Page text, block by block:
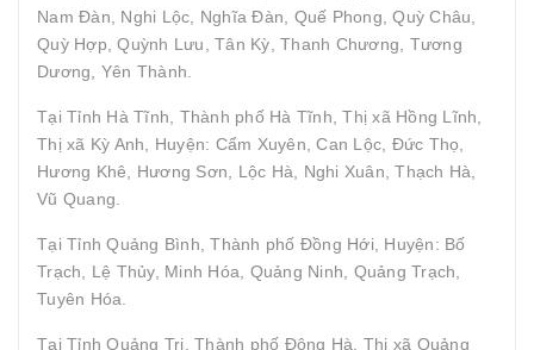
Nam Đàn, Nghi Lộc, Nghĩa Đàn, Quế Phong, Quỳ Châu,
Quỳ Hợp, Quỳnh Lưu, Tân Kỳ, Thanh Chương, Tương
Dương, Yên Thành.
Tại Tỉnh Hà Tĩnh, Thành phố Hà Tĩnh, Thị xã Hồng Lĩnh,
Thị xã Kỳ Anh, Huyện: Cẩm Xuyên, Can Lộc, Đức Thọ,
Hương Khê, Hương Sơn, Lộc Hà, Nghi Xuân, Thạch Hà,
Vũ Quang.
Tại Tỉnh Quảng Bình, Thành phố Đồng Hới, Huyện: Bố
Trạch, Lệ Thủy, Minh Hóa, Quảng Ninh, Quảng Trạch,
Tuyên Hóa.
Tại Tỉnh Quảng Trị, Thành phố Đông Hà, Thị xã Quảng